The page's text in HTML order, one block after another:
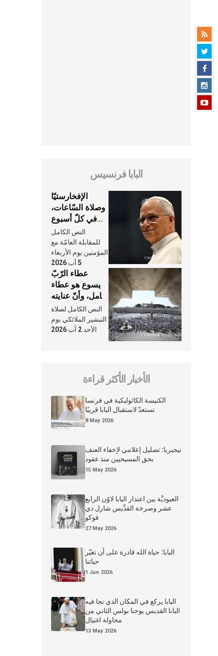
البابا فرنسيس
الإفخارستيّا
وصلاة السّاعات،
في كلّ أسبوع
وكلّ يوم، هما
النَّفَس في حياة
الكنيسة
النص الكامل
للمقابلة العامّة مع
المؤمنين يوم الأربعاء
5 آب 2026
عطاء الرّبّ
يسوع هو عطاء
شامل، وأنّ عنايته
بنا لا تغيب عنّا
أبدًا
النص الكامل لصلاة
التبشير الملائكي يوم
الأحد 2 آب 2026
الأخبار الأكثر قراءة
الكنيسة الكاثوليكية في فرنسا
تستعدّ لاستقبال البابا قريبًا
8 May 2026
نيجيريا: تضليل إعلامي لإخفاء العنف
بحق المسيحيين منذ عقود
15 May 2026
العبوديَّة بين اعتذار البابا لاوُن الرابع
عشر وصرخة القدِّيس شارل دي
فوكو
27 May 2026
البابا: حياة الله قادرة على أن تغيّر
حياتنا
1 Jun 2026
البابا يركع في المكان الذي نجا فيه
البابا القديس يوحنا بولس الثاني من
محاولة اغتيال
13 May 2026